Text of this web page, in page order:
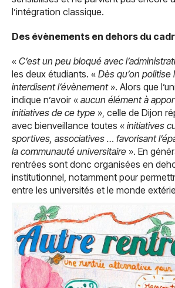
l’intégration classique.
Des évènements en dehors du
« C’est un peu bloqué avec
les deux étudiants. « Dès qu’on
interdisent l’évènement». Alors que
indique n’avoir « aucun élément à
initiatives de ce type », celle de Dijon
avec bienveillance toutes « initiatives
sportives, associatives … favorisant
la communauté universitaire ». En
rentrées sont donc organisées en
institutionnel, notamment pour
entre les universités et le monde